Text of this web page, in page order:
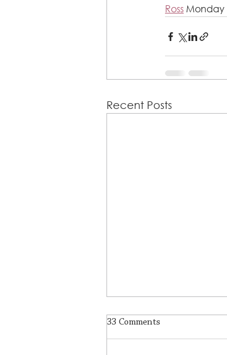
Ross Monday
Recent Posts
33 Comments